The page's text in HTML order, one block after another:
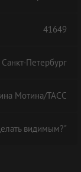
41649
Санкт-Петербург
Мотина/ТАСС
видимым?"